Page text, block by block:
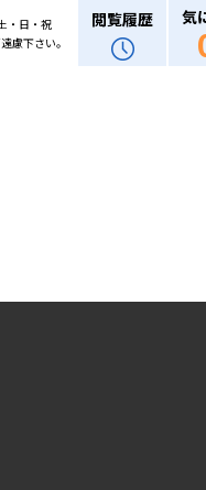
・日・祝
慮下さい。
閲覧履歴 気